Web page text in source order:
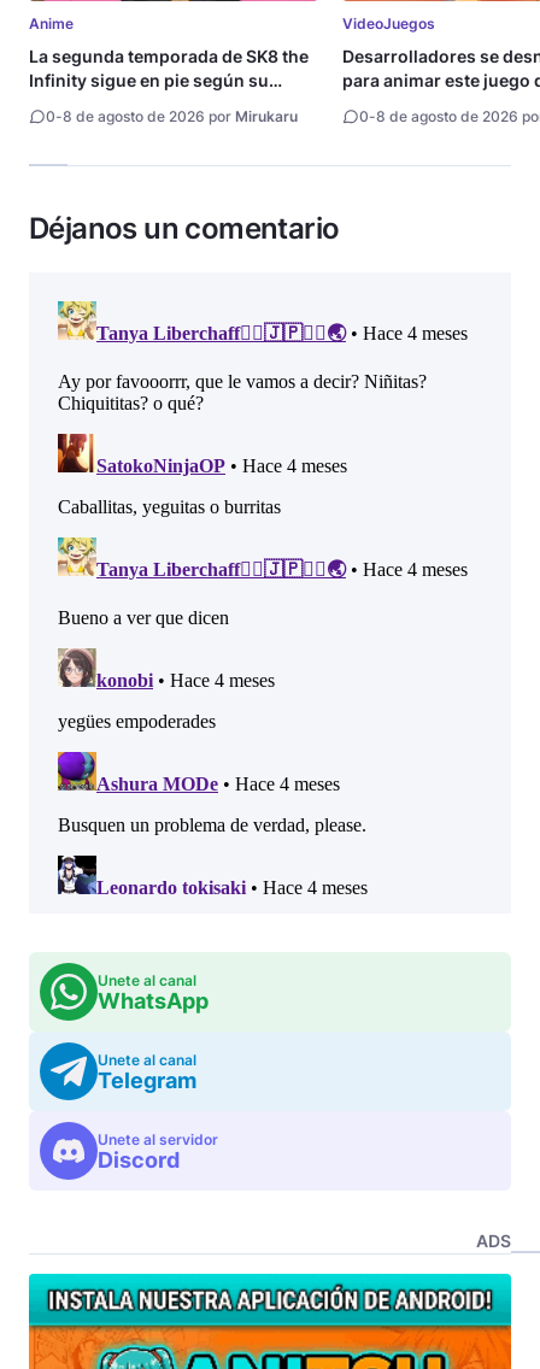
Anime
La segunda temporada de SK8 the
Infinity sigue en pie según su
0-8 de agosto de 2026 por Mirukaru
VideoJuegos
Desarrolladores se
para animar este juego
0-8 de agosto de 2026
Déjanos un comentario
Unete al canal
WhatsApp
Unete al canal
Telegram
Unete al servidor
Discord
ADS